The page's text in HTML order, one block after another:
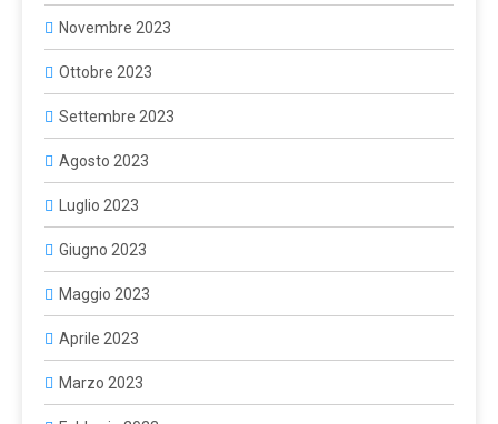
Novembre 2023
Ottobre 2023
Settembre 2023
Agosto 2023
Luglio 2023
Giugno 2023
Maggio 2023
Aprile 2023
Marzo 2023